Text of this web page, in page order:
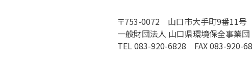
〒753-0072 山口市大手町9番11
一般財団法人 山口県環境保全事業団
TEL 083-920-6828 FAX 083-920-